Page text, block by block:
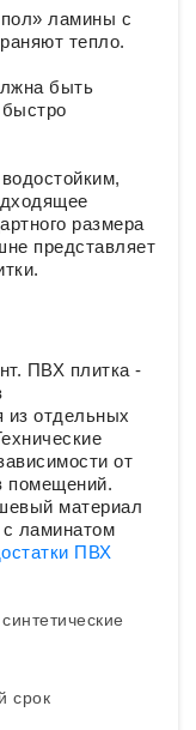
ламины с
тепло.
быть
размера
представляет
ПВХ плитка -
из отдельных
от
помещений.
материал
ламинатом
ПВХ
срок